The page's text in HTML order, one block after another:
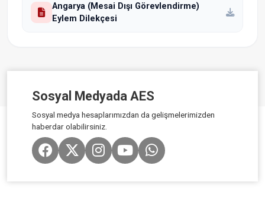
Angarya (Mesai Dışı Görevlendirme)
Eylem Dilekçesi
Sosyal Medyada AES
Sosyal medya hesaplarımızdan da gelişmelerimizden
haberdar olabilirsiniz.